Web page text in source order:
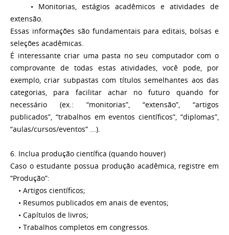
• Monitorias, estágios acadêmicos e atividades de
extensão.
Essas informações são fundamentais para editais, bolsas e
seleções acadêmicas.
É interessante criar uma pasta no seu computador com o
comprovante de todas estas atividades, você pode, por
exemplo, criar subpastas com títulos semelhantes aos das
categorias, para facilitar achar no futuro quando for
necessário (ex.: “monitorias”, “extensão”, “artigos
publicados”, “trabalhos em eventos científicos”, “diplomas”,
“aulas/cursos/eventos” ...).
6. Inclua produção científica (quando houver)
Caso o estudante possua produção acadêmica, registre em
“Produção”:
• Artigos científicos;
• Resumos publicados em anais de eventos;
• Capítulos de livros;
• Trabalhos completos em congressos.